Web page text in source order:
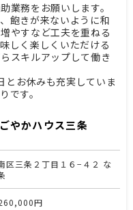
業務をお願いします。
飽きが来ないように和
やすなど工夫を重ねる
しく楽しくいただける
スキルアップして働き
お休みも充実していま
です。
やかハウス三条
区三条２丁目１６−４２ な
円